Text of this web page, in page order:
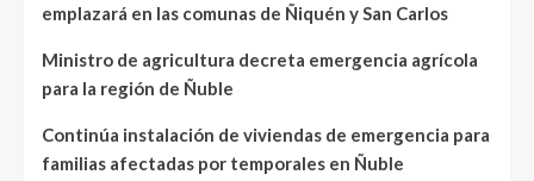
emplazará en las comunas de Ñiquén y San Carlos
Ministro de agricultura decreta emergencia agrícola
para la región de Ñuble
Continúa instalación de viviendas de emergencia para
familias afectadas por temporales en Ñuble